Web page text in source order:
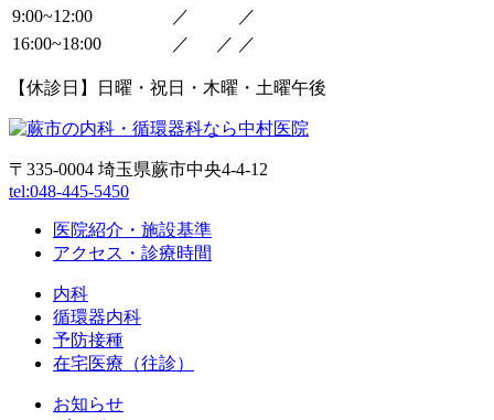
9:00~12:00
／
／
16:00~18:00
／ ／ ／
【休診日】日曜・祝日・木曜・土曜午後
〒335-0004 埼玉県蕨市中央4-4-12
tel:048-445-5450
医院紹介・施設基準
アクセス・診療時間
内科
循環器内科
予防接種
在宅医療（往診）
お知らせ